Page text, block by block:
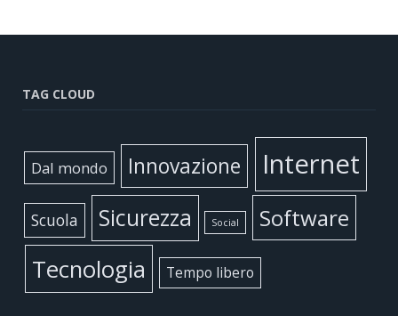
TAG CLOUD
Dal mondo Innovazione Internet
Scuola Sicurezza Social Software
Tecnologia Tempo libero